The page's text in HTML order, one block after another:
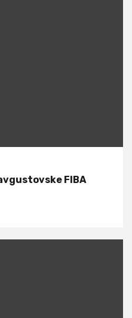
FIBA